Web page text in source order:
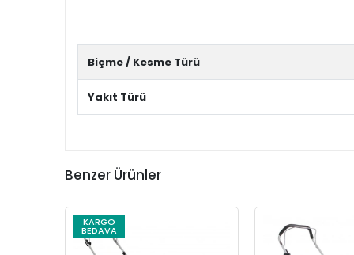
Biçme / Kesme Türü
Yakıt Türü
Benzer Ürünler
KARGO
BEDAVA